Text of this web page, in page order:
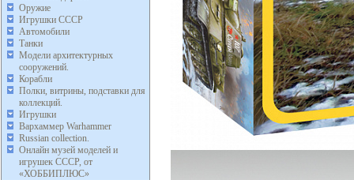
Оружие
Игрушки СССР
Автомобили
Танки
Модели архитектурных
сооружений.
Корабли
Полки, витрины, подставки для
коллекций.
Игрушки
Вархаммер Warhammer
Russian collection.
Онлайн музей моделей и
игрушек СССР, от
«ХОББИПЛЮС»